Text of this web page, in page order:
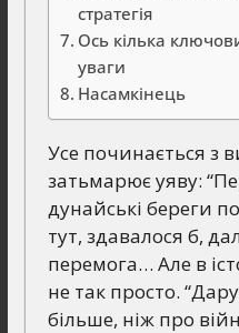
стратегія
Ось кілька
уваги
Насамкінець
Усе починається з
затьмарює уяву:
дунайські береги
тут, здавалося б,
перемога… Але в
не так просто.
більше, ніж про